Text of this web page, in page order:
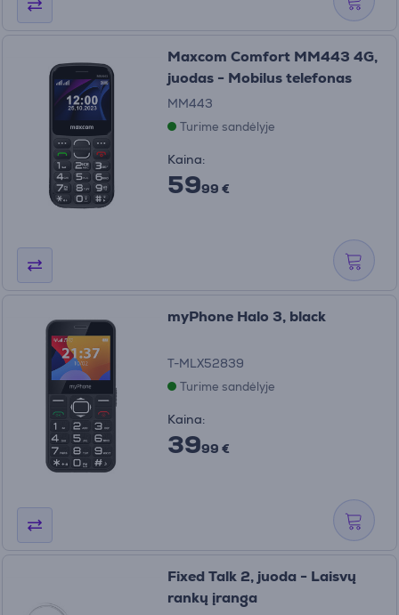
Maxcom Comfort MM443 4G,
juodas - Mobilus telefonas
MM443
Turime sandėlyje
Kaina:
5999 €
myPhone Halo 3, black
T-MLX52839
Turime sandėlyje
Kaina:
3999 €
Fixed Talk 2, juoda - Laisvų
rankų įranga